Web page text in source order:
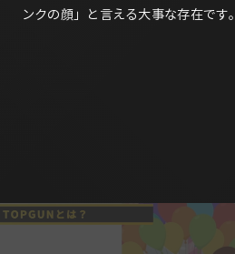
ンクの顔」と言える大事な存在です。